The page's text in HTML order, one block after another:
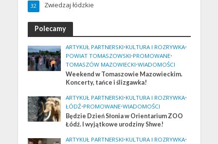
Zwiedzaj łódzkie
32
Polecamy
ARTYKUŁ PARTNERSKI•KULTURA I ROZRYWKA•
POWIAT TOMASZOWSKI•PROMOWANE•
TOMASZÓW MAZOWIECKI•WIADOMOŚCI
Weekend w Tomaszowie Mazowieckim.
Koncerty, tańce i ślizgawka!
ARTYKUŁ PARTNERSKI•KULTURA I ROZRYWKA•
ŁÓDŹ•PROMOWANE•WIADOMOŚCI
Będzie Dzień Słonia w Orientarium ZOO
Łódź. I wyjątkowe urodziny Shwe!
ARTYKUŁ PARTNERSKI•KULTURA I ROZRYWKA•